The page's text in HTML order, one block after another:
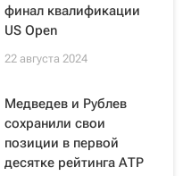
финал квалификации
US Open
22 августа 2024
Медведев и Рублев
сохранили свои
позиции в первой
десятке рейтинга АТР